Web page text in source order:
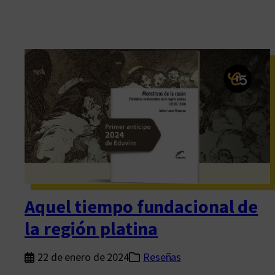
Aquel tiempo fundacional de
la región platina
22 de enero de 2024 Reseñas